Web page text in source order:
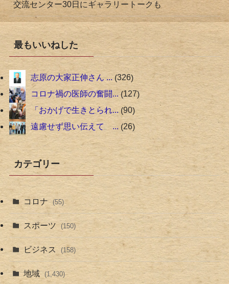
交流センター30日にギャラリートークも
最もいいねした
志原の大家正伸さん ... 326
コロナ禍の医師の奮闘... 127
「おかげで生きとられ... 90
遠慮せず思い伝えて ... 26
カテゴリー
コロナ (55)
スポーツ (150)
ビジネス (158)
地域 (1,430)